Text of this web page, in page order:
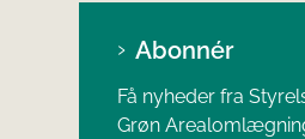
Abonnér
Få nyheder fra
Grøn